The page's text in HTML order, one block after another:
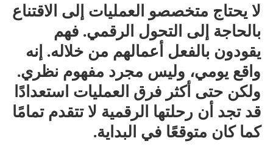
لا يحتاج متخصصو العمليات إلى الاقتناع
بالحاجة إلى التحول الرقمي. فهم
يقودون بالفعل أعمالهم من خلاله. إنه
واقع يومي، وليس مجرد مفهوم نظري.
ولكن حتى أكثر فرق العمليات استعدادًا
قد تجد أن رحلتها الرقمية لا تتقدم تمامًا
كما كان متوقعًا في البداية.